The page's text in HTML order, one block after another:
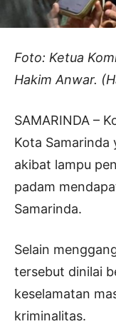
Foto: Ketua
Hakim Anwar.
SAMARINDA –
Kota Samarinda
akibat lampu
padam
Samarinda.
Selain
tersebut dinilai
keselamatan
kriminalitas.